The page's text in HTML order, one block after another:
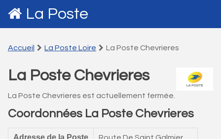
La Poste
Accueil La Poste Loire La Poste Chevrieres
La Poste Chevrieres
La Poste Chevrieres est actuellement fermée.
Coordonnées La Poste Chevrieres
Adresse de la Poste